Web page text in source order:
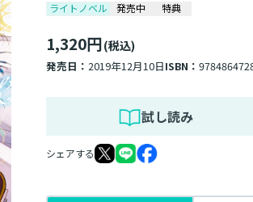
ライトノベル 発売中 特典
1,320円(税込)
発売日：2019年12月10日ISBN：
試し読み
シェアする